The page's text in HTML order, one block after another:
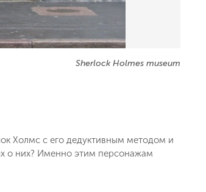
Sherlock Holmes museum
Холмс с его дедуктивным методом и
о них? Именно этим персонажам